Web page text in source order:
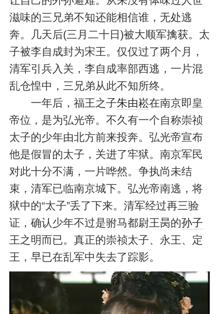
滋味的三兄弟不知还能相信谁，无处逃
奔。几天后(三月二十日)被大顺军擒获。太
子被李自成封为宋王。仅仅过了两个月，
清军引兵入关，李自成率部西逃，一片混
乱仓惶中，三兄弟从此不知所终。
一年后，福王之子朱由崧在南京即皇
帝位，是为弘光帝。不久有一个自称崇祯
太子的少年由北方前来投奔。弘光帝宣布
他是假冒的太子，关进了牢狱。南京军民
对此十分不满，一片哗然。争执尚未结
束，清军已临南京城下。弘光帝南逃，将
狱中的“太子”丢了下来。清军经过再三验
证，确认少年不过是驸马都尉王昺的孙子
王之明而已。真正的崇祯太子、永王、定
王，早已在乱军中失去了踪影。